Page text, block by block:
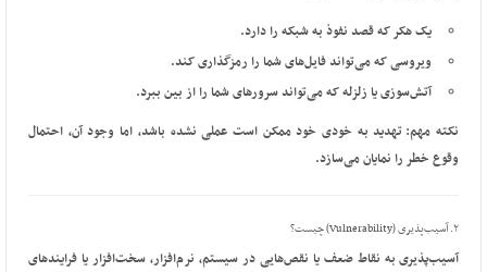
یک هکر که قصد نفوذ به شبکه را دارد.
ویروسی که می‌تواند فایل‌های شما را رمزگذاری کند.
آتش‌سوزی یا زلزله که می‌تواند سرورهای شما را از بین ببرد.
نکته مهم:تهدید به خودی خود ممکن است عملی نشده باشد، اما وجود آن، احتمال
وقوع خطر را نمایان می‌سازد.
۲. آسیب‌پذیری (Vulnerability) چیست؟
آسیب‌پذیری به نقاط ضعف یا نقص‌هایی در سیستم، نرم‌افزار، سخت‌افزار یا فرایندهای